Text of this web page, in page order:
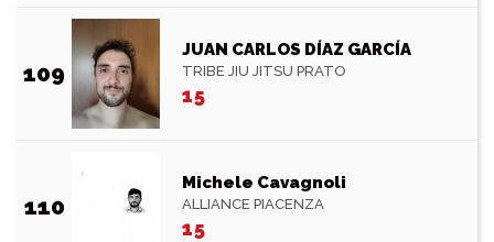
109
JUAN CARLOS DÍAZ GARCÍA
TRIBE JIU JITSU PRATO
15
110
Michele Cavagnoli
ALLIANCE PIACENZA
15